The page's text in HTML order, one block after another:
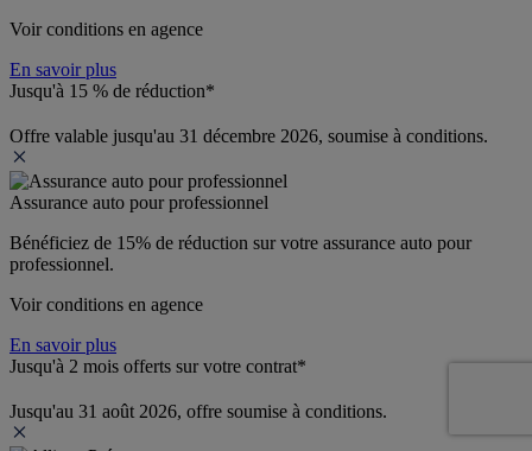
Voir conditions en agence
En savoir plus
Jusqu'à 15 % de réduction*
Offre valable jusqu'au 31 décembre 2026, soumise à conditions.
Assurance auto pour professionnel
Bénéficiez de 15% de réduction sur votre assurance auto pour
professionnel.
Voir conditions en agence
En savoir plus
Jusqu'à 2 mois offerts sur votre contrat*
Jusqu'au 31 août 2026, offre soumise à conditions.